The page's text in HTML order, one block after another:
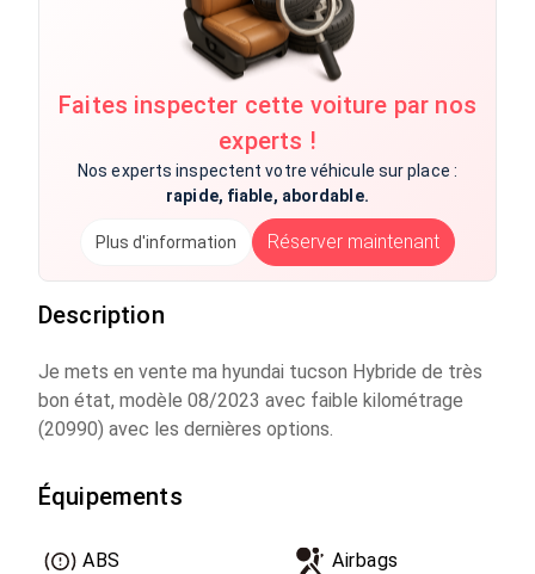
Faites inspecter cette voiture par nos
experts !
Nos experts inspectent votre véhicule sur place :
rapide, fiable, abordable.
Plus d'information Réserver maintenant
Description
Je mets en vente ma hyundai tucson Hybride de très
bon état, modèle 08/2023 avec faible kilométrage
(20990) avec les dernières options.
Équipements
ABS Airbags